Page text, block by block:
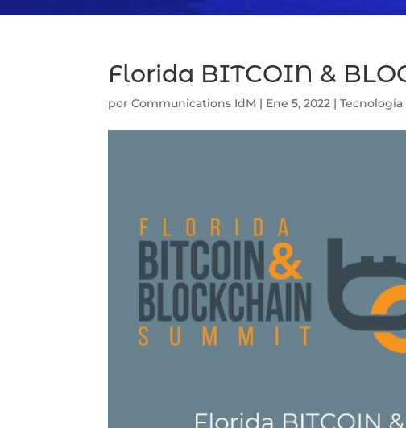
Florida BITCOIN &
porCommunications IdM | Ene 5, 2022 |Tecnología